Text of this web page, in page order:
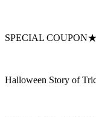
SPECIAL
Halloween Story of